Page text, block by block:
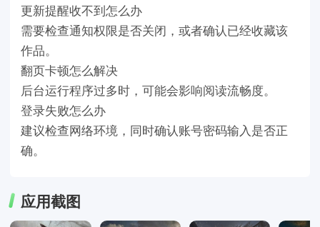
更新提醒收不到怎么办
需要检查通知权限是否关闭，或者确认已经收藏该
作品。
翻页卡顿怎么解决
后台运行程序过多时，可能会影响阅读流畅度。
登录失败怎么办
建议检查网络环境，同时确认账号密码输入是否正
确。
应用截图